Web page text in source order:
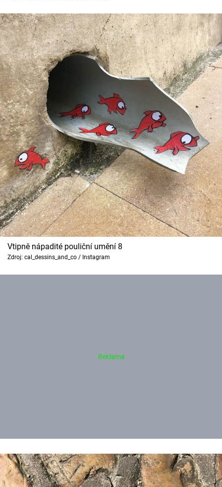
Vtipně nápadité pouliční umění 8
Zdroj: cal_dessins_and_co / Instagram